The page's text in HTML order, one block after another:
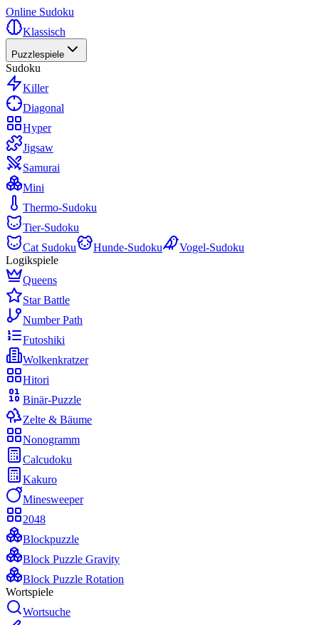
Online Sudoku
Klassisch
Puzzlespiele
Sudoku
Killer
Diagonal
Hyper
Jigsaw
Samurai
Mini
Thermo-Sudoku
Tier-Sudoku
Cat Sudoku
Hunde-Sudoku
Vogel-Sudoku
Logikspiele
Queens
Star Battle
Number Path
Futoshiki
Wolkenkratzer
Hitori
Binär-Puzzle
Zelte & Bäume
Nonogramm
Calcudoku
Kakuro
Minesweeper
2048
Blockpuzzle
Block Puzzle Gravity
Block Puzzle Rotation
Wortspiele
Wortsuche